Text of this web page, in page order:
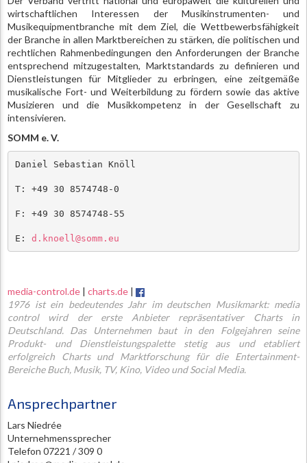
wirtschaftlichen Interessen der Musikinstrumenten- und
Musikequipmentbranche mit dem Ziel, die Wettbewerbsfähigkeit
der Branche in allen Marktbereichen zu stärken, die politischen und
rechtlichen Rahmenbedingungen den Anforderungen der Branche
entsprechend mitzugestalten, Marktstandards zu definieren und
Dienstleistungen für Mitglieder zu erbringen, eine zeitgemäße
musikalische Fort- und Weiterbildung zu fördern sowie das aktive
Musizieren und die Musikkompetenz in der Gesellschaft zu
intensivieren.
SOMM e. V.
Daniel Sebastian Knöll
T: +49 30 8574748-0
F: +49 30 8574748-55
E: d.knoell@somm.eu
media-control.de | charts.de |
1976 ist ein bedeutendes Jahr im deutschen Musikmarkt: media
control wird der erste Anbieter repräsentativer Charts in
Deutschland. Das Unternehmen baut in den Folgejahren seine
Produkt- und Dienstleistungspalette stetig aus und etabliert
erfolgreich Charts und Marktforschung für die Entertainment-
Bereiche Buch, Musik, TV, Kino, Video und Social Media.
Ansprechpartner
Lars Niedrée
Unternehmenssprecher
Telefon 07221 / 309 0